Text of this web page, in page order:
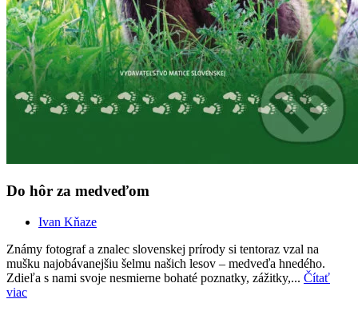
Do hôr za medveďom
Ivan Kňaze
Známy fotograf a znalec slovenskej prírody si tentoraz vzal na
mušku najobávanejšiu šelmu našich lesov – medveďa hnedého.
Zdieľa s nami svoje nesmierne bohaté poznatky, zážitky,... Čítať
viac